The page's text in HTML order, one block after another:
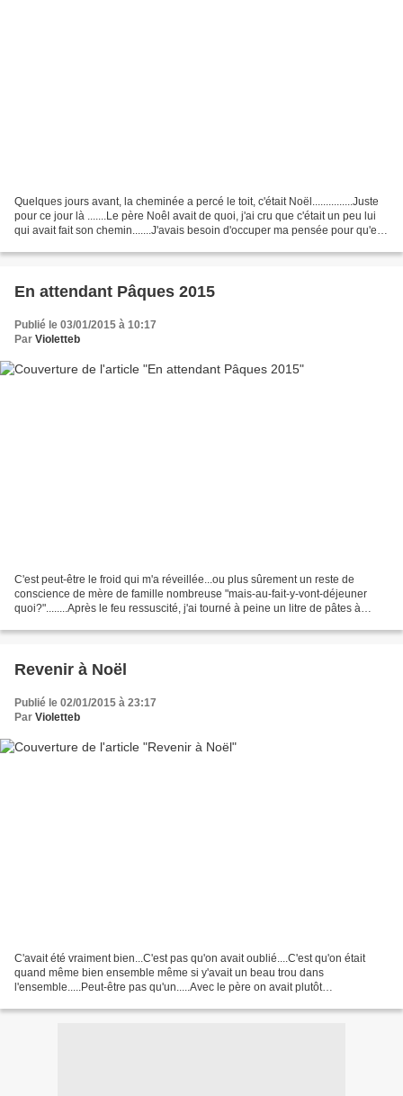
Quelques jours avant, la cheminée a percé le toit, c'était Noël...............Juste
pour ce jour là .......Le père Noêl avait de quoi, j'ai cru que c'était un peu lui
qui avait fait son chemin.......J'avais besoin d'occuper ma pensée pour qu'elle
En attendant Pâques 2015
Publié le 03/01/2015 à 10:17
Par Violetteb
C'est peut-être le froid qui m'a réveillée...ou plus sûrement un reste de
conscience de mère de famille nombreuse "mais-au-fait-y-vont-déjeuner
quoi?"........Après le feu ressuscité, j'ai tourné à peine un litre de pâtes à
Revenir à Noël
Publié le 02/01/2015 à 23:17
Par Violetteb
C'avait été vraiment bien...C'est pas qu'on avait oublié....C'est qu'on était
quand même bien ensemble même si y'avait un beau trou dans
l'ensemble.....Peut-être pas qu'un.....Avec le père on avait plutôt